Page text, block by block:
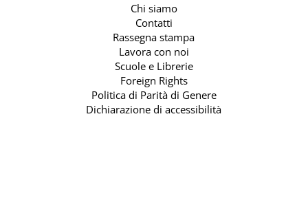
Chi siamo
Contatti
Rassegna stampa
Lavora con noi
Scuole e Librerie
Foreign Rights
Politica di Parità di Genere
Dichiarazione di accessibilità